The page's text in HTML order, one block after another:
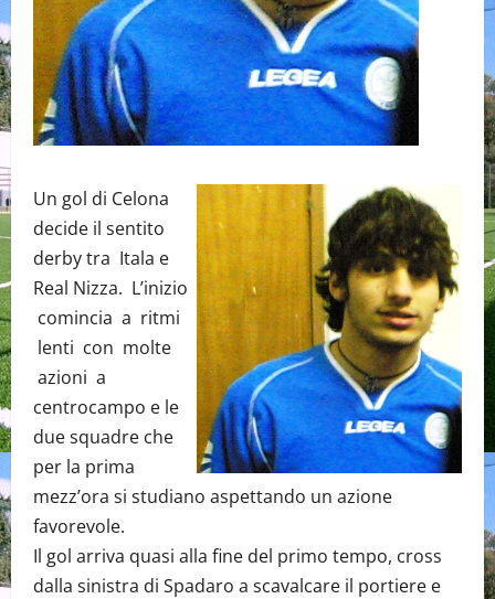
Un gol di Celona
decide il sentito
derby tra Itala e
Real Nizza. L’inizio
comincia a ritmi
lenti con molte
azioni a
centrocampo e le
due squadre che
per la prima
mezz’ora si studiano aspettando un azione
favorevole.
Il gol arriva quasi alla fine del primo tempo, cross
dalla sinistra di Spadaro a scavalcare il portiere e